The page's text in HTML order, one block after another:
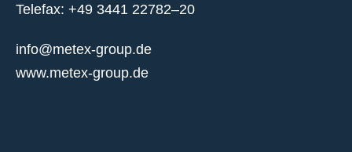
Telefax: +49 3441 22782–20
info@metex-group.de
www.metex-group.de